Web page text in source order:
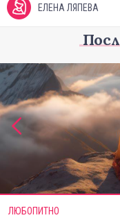
ЕЛЕНА ЛЯПЕВА
ЛЮБОПИТНО